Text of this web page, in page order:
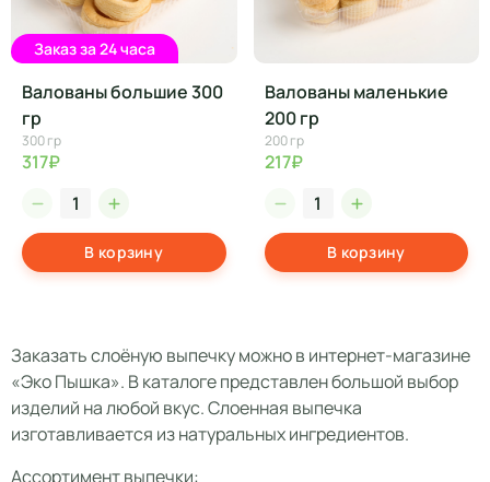
Заказ за 24 часа
Валованы большие 300
гр
300 гр
317₽
В корзину
Валованы маленькие
200 гр
200 гр
217₽
В корзину
Заказать слоёную выпечку можно в интернет-магазине
«Эко Пышка». В каталоге представлен большой выбор
изделий на любой вкус. Слоенная выпечка
изготавливается из натуральных ингредиентов.
Ассортимент выпечки: